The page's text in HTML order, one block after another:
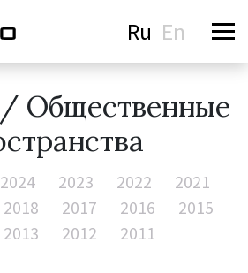
Ru En
/ Общественные
2024 2023 2022
2021
2018 2017 2016
2015
2013 2012 2011